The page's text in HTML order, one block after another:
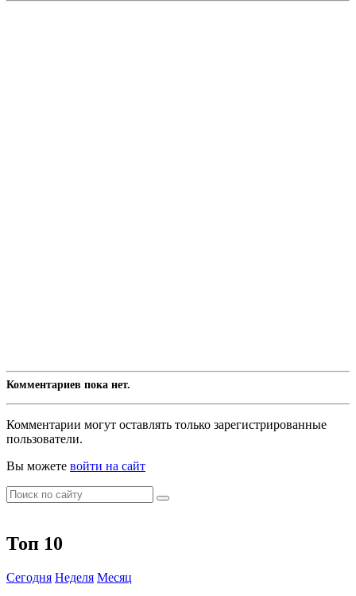
Комментариев пока нет.
Комментарии могут оставлять только зарегистрированные
пользователи.
Вы можете войти на сайт
Топ 10
Сегодня Неделя Месяц